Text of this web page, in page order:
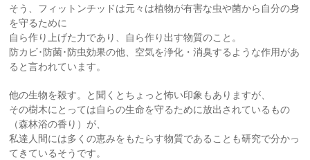
そう、フィットンチッドは元々は植物が有害な虫や菌から自分の身
を守るために
自ら作り上げた力であり、自ら作り出す物質のこと。
防カビ･防菌･防虫効果の他、空気を浄化・消臭するような作用があ
ると言われています。
他の生物を殺す。と聞くとちょっと怖い印象もありますが、
その樹木にとっては自らの生命を守るために放出されているもの
（森林浴の香り）が、
私達人間には多くの恵みをもたらす物質であることも研究で分かっ
てきているそうです。